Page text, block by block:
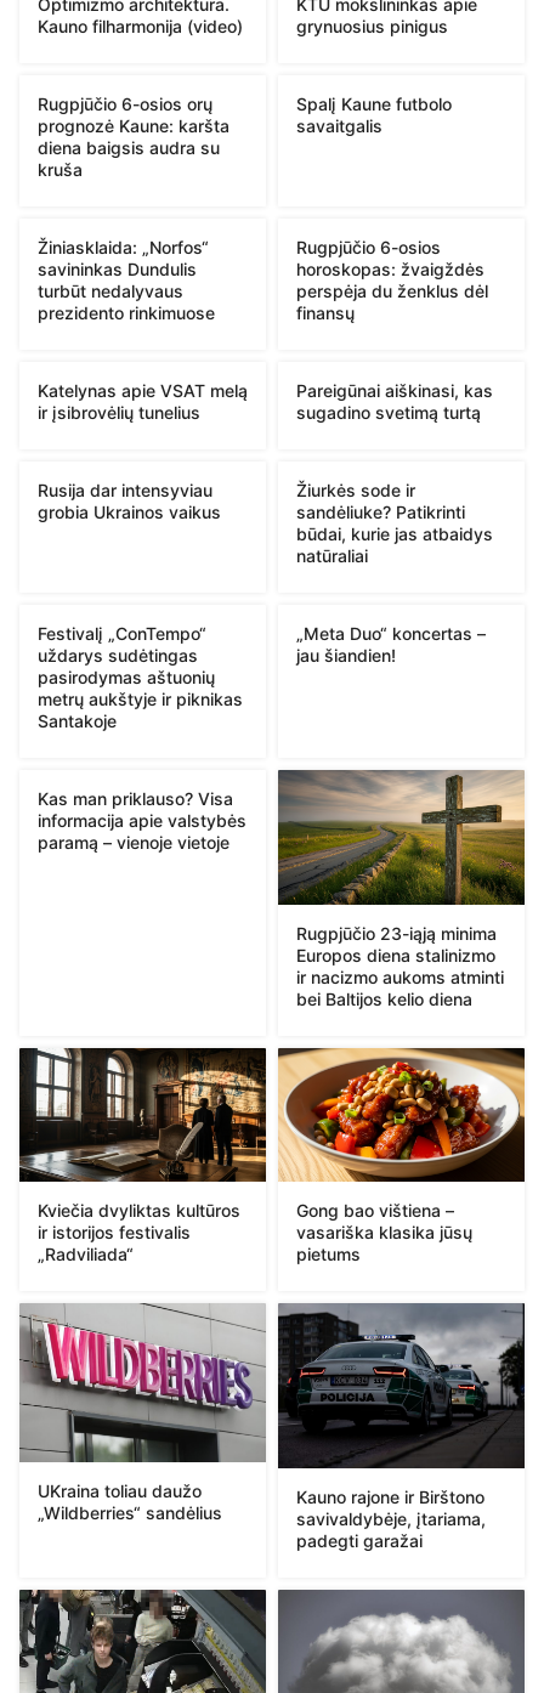
Kauno filharmonija (video)
grynuosius pinigus
Rugpjūčio 6-osios orų
prognozė Kaune: karšta
diena baigsis audra su
kruša
Spalį Kaune futbolo
savaitgalis
Žiniasklaida: „Norfos“
savininkas Dundulis
turbūt nedalyvaus
prezidento rinkimuose
Rugpjūčio 6-osios
horoskopas: žvaigždės
perspėja du ženklus dėl
finansų
Katelynas apie VSAT melą
ir įsibrovėlių tunelius
Pareigūnai aiškinasi, kas
sugadino svetimą turtą
Rusija dar intensyviau
grobia Ukrainos vaikus
Žiurkės sode ir
sandėliuke? Patikrinti
būdai, kurie jas atbaidys
natūraliai
Festivalį „ConTempo“
uždarys sudėtingas
pasirodymas aštuonių
metrų aukštyje ir piknikas
Santakoje
„Meta Duo“ koncertas –
jau šiandien!
Kas man priklauso? Visa
informacija apie valstybės
paramą – vienoje vietoje
Rugpjūčio 23-iąją minima
Europos diena stalinizmo
ir nacizmo aukoms atminti
bei Baltijos kelio diena
Kviečia dvyliktas kultūros
ir istorijos festivalis
„Radviliada“
Gong bao vištiena –
vasariška klasika jūsų
pietums
UKraina toliau daužo
„Wildberries“ sandėlius
Kauno rajone ir Birštono
savivaldybėje, įtariama,
padegti garažai